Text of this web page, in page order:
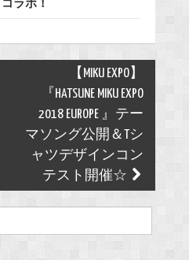
ラボ！
【MIKU EXPO】
『HATSUNE MIKU EXPO
2018 EUROPE 』テー
マソング公開＆Tシ
ャツデザインコン
テスト開催☆